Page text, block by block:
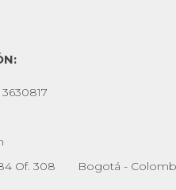
3630817
84 Of. 308 Bogotá -